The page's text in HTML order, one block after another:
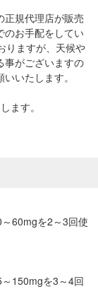
正規代理店が販売
のお手配をしてい
りますが、天候や
事がございますの
いたします。
ます。
60mgを2～3回使
150mgを3～4回